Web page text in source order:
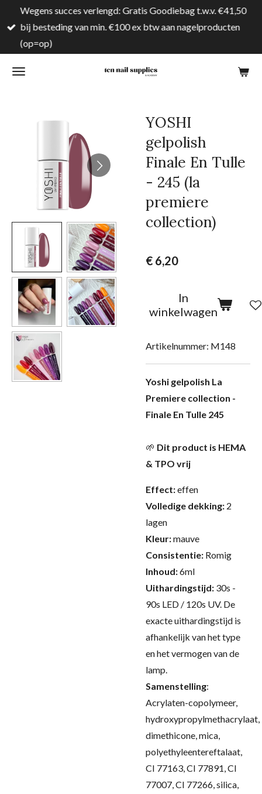
direct
naar
hoofdinhoud
Wegens succes verlengd: Gratis Goodiebag t.w.v. €41,50
bij besteding van min. €100 ex btw aan nagelproducten
(op=op)
YOSHI
gelpolish
Finale En Tulle
- 245 (la
premiere
collection)
€ 6,20
In
winkelwagen
Artikelnummer: M148
Yoshi gelpolish La
Premiere collection -
Finale En Tulle 245
🌱 Dit product is HEMA
& TPO vrij
Effect:effen
Volledige dekking: 2
lagen
Kleur:mauve
Consistentie: Romig
Inhoud:6ml
Uithardingstijd: 30s -
90s LED / 120s UV. De
exacte uithardingstijd is
afhankelijk van het type
en het vermogen van de
lamp.
Samenstelling:
Acrylaten-copolymeer,
hydroxypropylmethacrylaat,
dimethicone, mica,
polyethyleentereftalaat,
CI 77163, CI 77891, CI
77007, CI 77266, silica,